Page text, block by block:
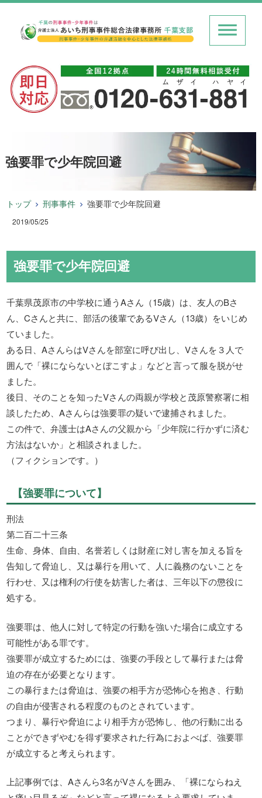
強要罪で少年院回避
トップ 刑事事件 強要罪で少年院回避
2019/05/25
強要罪で少年院回避
千葉県茂原市の中学校に通うAさん（15歳）は、友人のBさ
ん、Cさんと共に、部活の後輩であるVさん（13歳）をいじめ
ていました。
ある日、AさんらはVさんを部室に呼び出し、Vさんを３人で
囲んで「裸にならないとぼこすよ」などと言って服を脱がせ
ました。
後日、そのことを知ったVさんの両親が学校と茂原警察署に相
談したため、Aさんらは強要罪の疑いで逮捕されました。
この件で、弁護士はAさんの父親から「少年院に行かずに済む
方法はないか」と相談されました。
（フィクションです。）
【強要罪について】
刑法
第二百二十三条
生命、身体、自由、名誉若しくは財産に対し害を加える旨を
告知して脅迫し、又は暴行を用いて、人に義務のないことを
行わせ、又は権利の行使を妨害した者は、三年以下の懲役に
処する。
強要罪は、他人に対して特定の行動を強いた場合に成立する
可能性がある罪です。
強要罪が成立するためには、強要の手段として暴行または脅
迫の存在が必要となります。
この暴行または脅迫は、強要の相手方が恐怖心を抱き、行動
の自由が侵害される程度のものとされています。
つまり、暴行や脅迫により相手方が恐怖し、他の行動に出る
ことができずやむを得ず要求された行為におよべば、強要罪
が成立すると考えられます。
上記事例では、Aさんら3名がVさんを囲み、「裸にならねえ